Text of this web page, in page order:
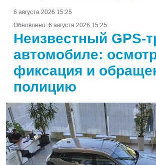
6 августа 2026 15:25
Обновлено: 6 августа 2026 15:25
Неизвестный GPS-
автомобиле:
фиксация и
полицию